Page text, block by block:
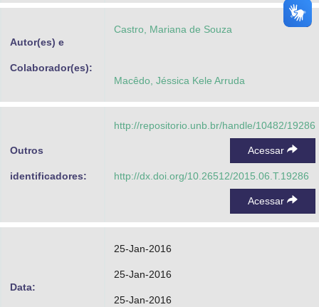
Autor(es) e
Colaborador(es):
Castro, Mariana de Souza
Macêdo, Jéssica Kele Arruda
Outros
identificadores:
http://repositorio.unb.br/handle/10482/19286
Acessar
http://dx.doi.org/10.26512/2015.06.T.19286
Acessar
Data:
25-Jan-2016
25-Jan-2016
25-Jan-2016